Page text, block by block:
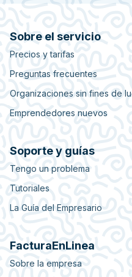
Sobre el servicio
Precios y tarifas
Preguntas frecuentes
Organizaciones sin fines de
Emprendedores nuevos
Soporte y guías
Tengo un problema
Tutoriales
La Guía del Empresario
FacturaEnLinea
Sobre la empresa